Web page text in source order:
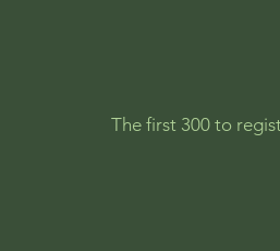
The first 300 to